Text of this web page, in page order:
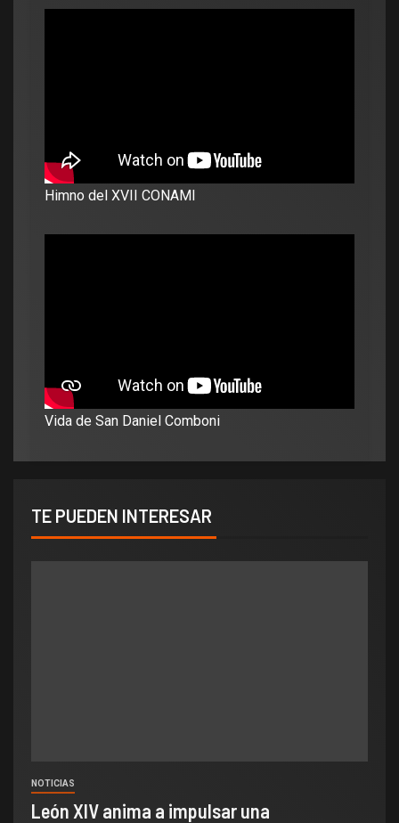
Himno del XVII CONAMI
Vida de San Daniel Comboni
TE PUEDEN INTERESAR
NOTICIAS
León XIV anima a impulsar una